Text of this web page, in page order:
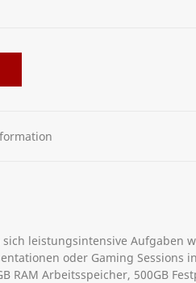
sich leistungsintensive Aufgaben
oder Gaming Sessions
RAM Arbeitsspeicher, 500GB